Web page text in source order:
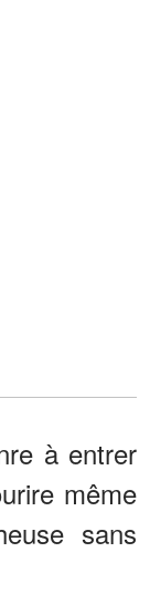
à entrer
même
sans